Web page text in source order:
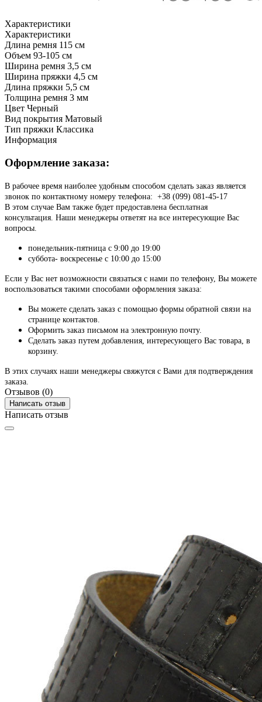
Характеристики
Характеристики
Длина ремня 115 см
Объем 93-105 см
Ширина ремня 3,5 см
Ширина пряжки 4,5 см
Длина пряжки 5,5 см
Толщина ремня 3 мм
Цвет Черный
Вид покрытия Матовый
Тип пряжки Классика
Информация
Оформление заказа:
В рабочее время наиболее удобным способом сделать заказ является
звонок по контактному номеру телефона: +38 (099) 081-45-17
В этом случае Вам также будет предоставлена бесплатная
консультация. Наши менеджеры ответят на все интересующие Вас
вопросы.
понедельник-пятница с 9:00 до 19:00
суббота- воскресенье с 10:00 до 15:00
Если у Вас нет возможности связаться с нами по телефону, Вы можете
воспользоваться такими способами оформления заказа:
Вы можете сделать заказ с помощью формы обратной связи на
странице контактов.
Оформить заказ письмом на электронную почту.
Сделать заказ путем добавления, интересующего Вас товара, в
корзину.
В этих случаях наши менеджеры свяжутся с Вами для подтверждения
заказа.
Отзывов (0)
Написать отзыв
Написать отзыв